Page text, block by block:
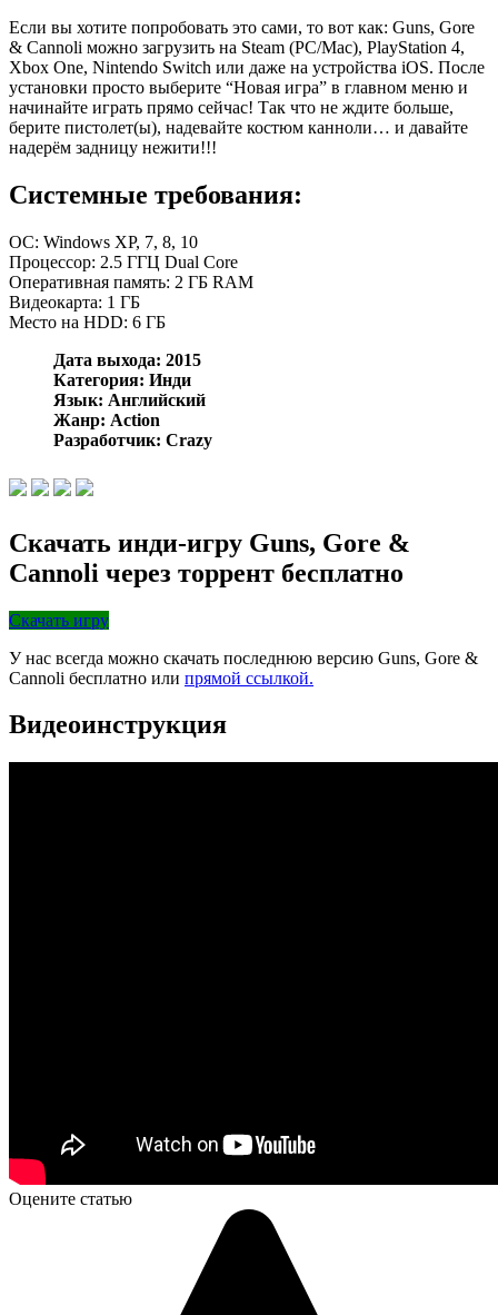
Если вы хотите попробовать это сами, то вот как: Guns, Gore
& Cannoli можно загрузить на Steam (PC/Mac), PlayStation 4,
Xbox One, Nintendo Switch или даже на устройства iOS. После
установки просто выберите “Новая игра” в главном меню и
начинайте играть прямо сейчас! Так что не ждите больше,
берите пистолет(ы), надевайте костюм канноли… и давайте
надерём задницу нежити!!!
Системные требования:
OC: Windows XP, 7, 8, 10
Процессор: 2.5 ГГЦ Dual Core
Оперативная память: 2 ГБ RAM
Видеокарта: 1 ГБ
Место на HDD: 6 ГБ
Дата выхода: 2015
Категория: Инди
Язык: Английский
Жанр: Action
Разработчик: Crazy
Скачать инди-игру Guns, Gore &
Cannoli через торрент бесплатно
Скачать игру
У нас всегда можно скачать последнюю версию Guns, Gore &
Cannoli бесплатно или прямой ссылкой.
Видеоинструкция
Оцените статью